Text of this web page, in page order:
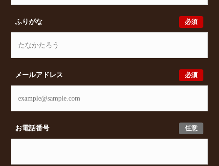
必須
ふりがな
必須
メールアドレス
任意
お電話番号